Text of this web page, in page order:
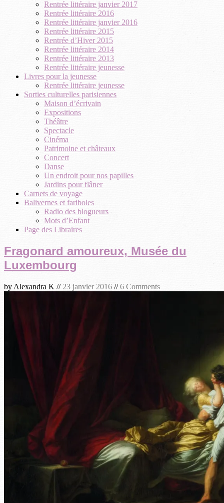
Rentrée littéraire janvier 2017
Rentrée littéraire 2016
Rentrée littéraire janvier 2016
Rentrée littéraire 2015
Rentrée d’Hiver 2015
Rentrée littéraire 2014
Rentrée littéraire 2013
Rentrée littéraire jeunesse
Livres pour la jeunesse
Rentrée littéraire jeunesse
Sorties culturelles parisiennes
Maison d’écrivain
Expositions
Théâtre
Spectacle
Cinéma
Patrimoine et châteaux
Concert
Danse
Un endroit pour nos papilles
Jardins pour flâner
Carnets de voyage
Balivernes et fariboles
Radio des blogueurs
Mots d’Enfant
Page des Libraires
Fragonard amoureux, Musée du
Luxembourg
by Alexandra K // 23 janvier 2016 //6 Comments